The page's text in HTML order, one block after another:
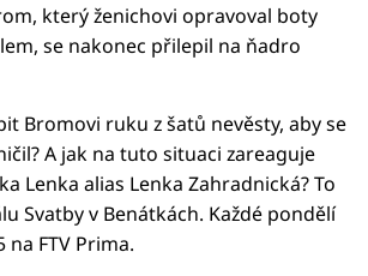
který ženichovi opravoval boty
se nakonec přilepil na ňadro
Bromovi ruku z šatů nevěsty, aby se
A jak na tuto situaci zareaguje
Lenka alias Lenka Zahradnická? To
Svatby v Benátkách. Každé pondělí
na FTV Prima.